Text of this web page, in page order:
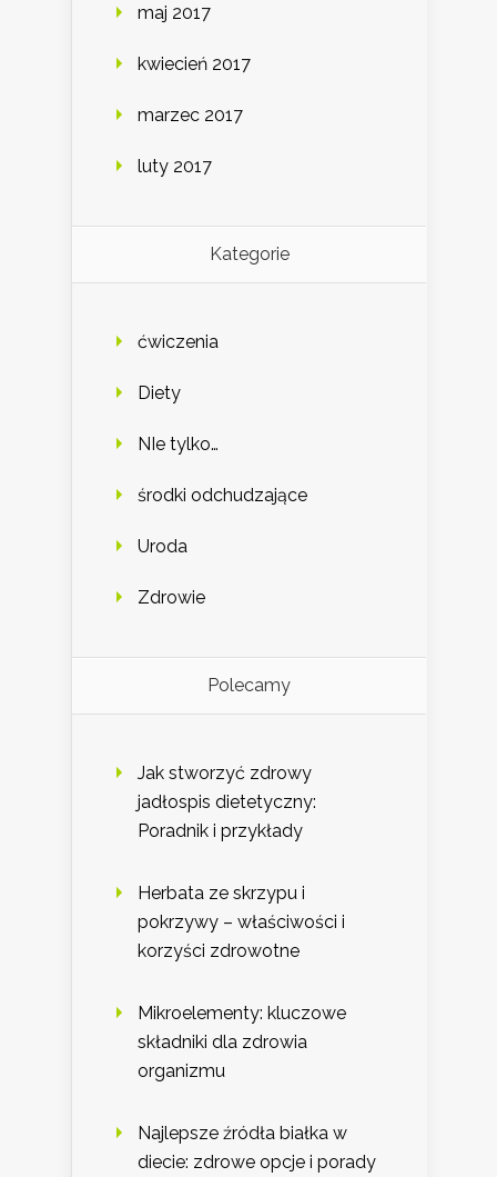
maj 2017
kwiecień 2017
marzec 2017
luty 2017
Kategorie
ćwiczenia
Diety
NIe tylko…
środki odchudzające
Uroda
Zdrowie
Polecamy
Jak stworzyć zdrowy
jadłospis dietetyczny:
Poradnik i przykłady
Herbata ze skrzypu i
pokrzywy – właściwości i
korzyści zdrowotne
Mikroelementy: kluczowe
składniki dla zdrowia
organizmu
Najlepsze źródła białka w
diecie: zdrowe opcje i porady